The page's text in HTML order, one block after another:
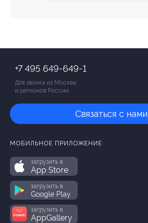
+7 495 649-649-1
Для звонка из Москвы
и регионов России
Связаться с нами
МОБИЛЬНОЕ ПРИЛОЖЕНИЕ
загрузить в
App Store
загрузить в
Google Play
загрузить в
AppGallery